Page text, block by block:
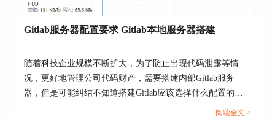
在GitLab CI/CD配置文件（.gitlab-ci.yml）中，添加
加密脚本。以下是一个示例配置：
- encrypt
encrypt_code:
Gitlab服务器配置要求 Gitlab本地服务器搭建
随着科技企业规模不断扩大，为了防止出现代码泄露等情
况，更好地管理公司代码财产，需要搭建内部Gitlab服务
器，但是可能纠结不知道搭建Gitlab应该选择什么配置的服
务器，以及不知道如何搭建Gitlab。本文将为大家介绍Gitlab
阅读全文 >